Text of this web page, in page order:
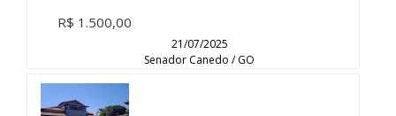
R$ 1.500,00
21/07/2025
Senador Canedo / GO